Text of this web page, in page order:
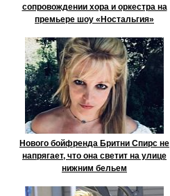
сопровождении хора и оркестра на
премьере шоу «Ностальгия»
Нового бойфренда Бритни Спирс не
напрягает, что она светит на улице
нижним бельем